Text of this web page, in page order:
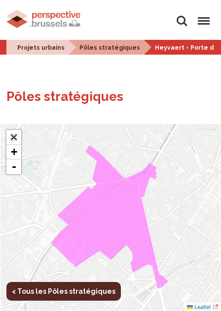
Rechercher
Menu
Projets urbains Pôles stratégiques Heyvaert - Porte de
Pôles stra­té­giques
+
-
Leaflet
< Tous les Pôles stratégiques